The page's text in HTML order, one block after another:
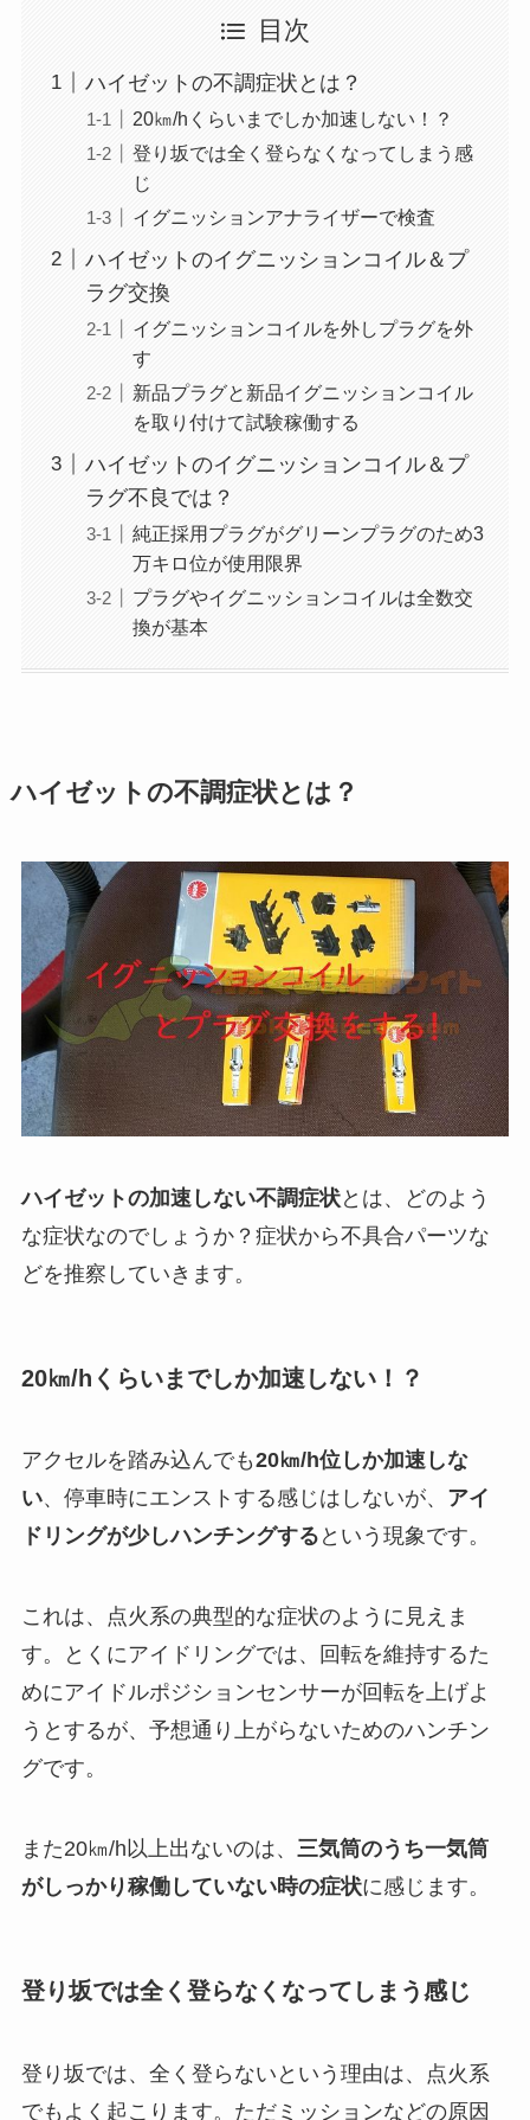
目次
ハイゼットの不調症状とは？
20㎞/hくらいまでしか加速しない！？
登り坂では全く登らなくなってしまう感
じ
イグニッションアナライザーで検査
ハイゼットのイグニッションコイル＆プ
ラグ交換
イグニッションコイルを外しプラグを外
す
新品プラグと新品イグニッションコイル
を取り付けて試験稼働する
ハイゼットのイグニッションコイル＆プ
ラグ不良では？
純正採用プラグがグリーンプラグのため3
万キロ位が使用限界
プラグやイグニッションコイルは全数交
換が基本
ハイゼットの不調症状とは？
ハイゼットの加速しない不調症状とは、どのよう
な症状なのでしょうか？症状から不具合パーツな
どを推察していきます。
20㎞/hくらいまでしか加速しない！？
アクセルを踏み込んでも20㎞/h位しか加速しな
い、停車時にエンストする感じはしないが、 アイ
ドリングが少しハンチングする という現象です。
これは、点火系の典型的な症状のように見えま
す。とくにアイドリングでは、回転を維持するた
めにアイドルポジションセンサーが回転を上げよ
うとするが、予想通り上がらないためのハンチン
グです。
また20㎞/h以上出ないのは、 三気筒のうち一気筒
がしっかり稼働していない時の症状に感じます。
登り坂では全く登らなくなってしまう感じ
登り坂では、全く登らないという理由は、点火系
でもよく起こります。ただミッションなどの原因